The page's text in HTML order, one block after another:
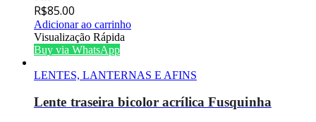
R$85.00
Adicionar ao carrinho
Visualização Rápida
Buy via WhatsApp
LENTES, LANTERNAS E AFINS
Lente traseira bicolor acrílica Fusquinha